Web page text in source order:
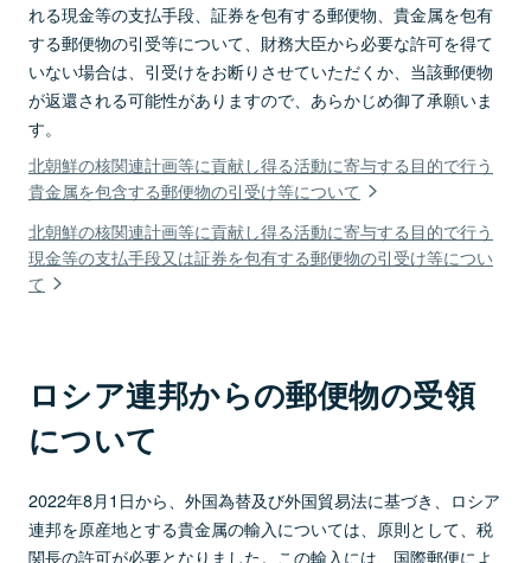
れる現金等の支払手段、証券を包有する郵便物、貴金属を包有
する郵便物の引受等について、財務大臣から必要な許可を得て
いない場合は、引受けをお断りさせていただくか、当該郵便物
が返還される可能性がありますので、あらかじめ御了承願いま
す。
北朝鮮の核関連計画等に貢献し得る活動に寄与する目的で行う
貴金属を包含する郵便物の引受け等について
北朝鮮の核関連計画等に貢献し得る活動に寄与する目的で行う
現金等の支払手段又は証券を包有する郵便物の引受け等につい
て
ロシア連邦からの郵便物の受領
について
2022年8月1日から、外国為替及び外国貿易法に基づき、ロシア
連邦を原産地とする貴金属の輸入については、原則として、税
関長の許可が必要となりました。この輸入には、国際郵便によ